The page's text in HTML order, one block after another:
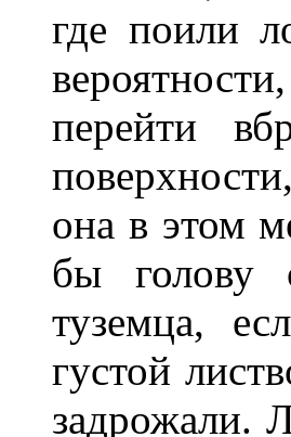
где поили
перейти
она в этом
бы голову
туземца,
густой
задрожали.